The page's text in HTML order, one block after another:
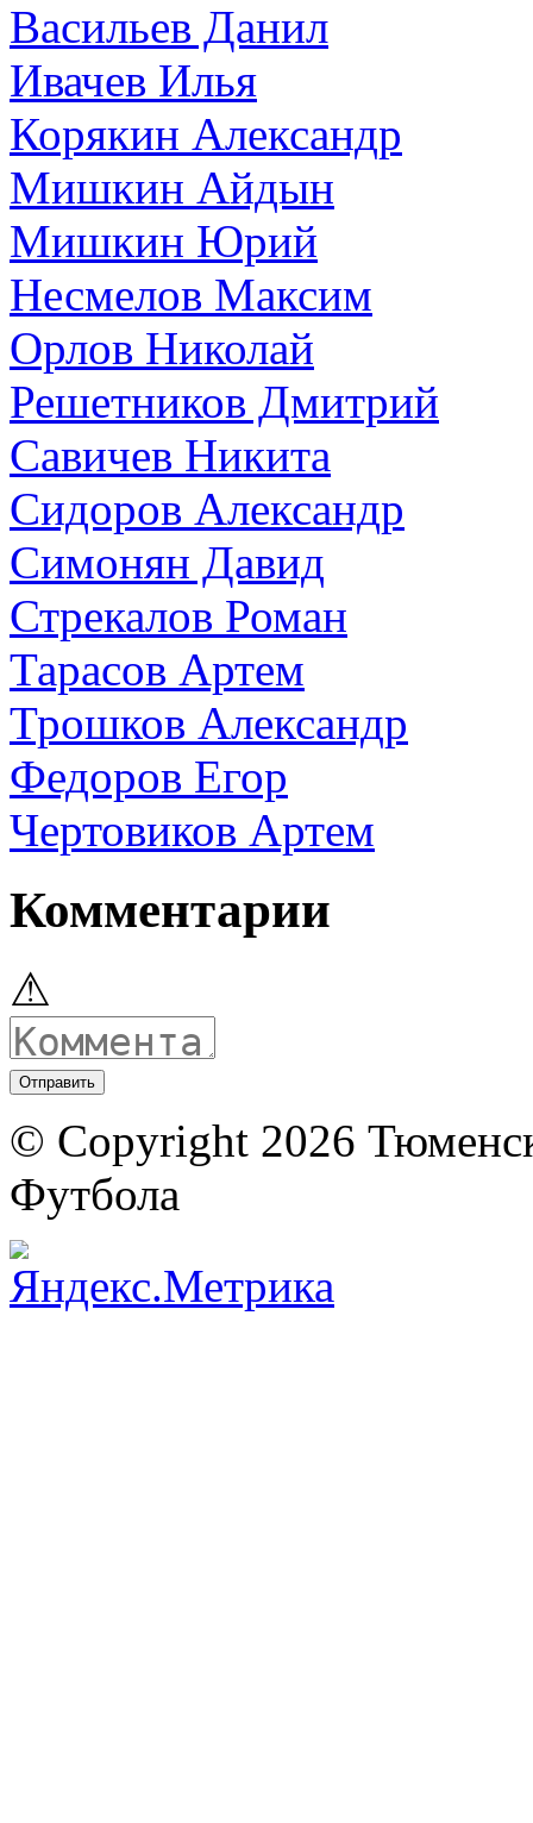
Васильев Данил
Ивачев Илья
Корякин Александр
Мишкин Айдын
Мишкин Юрий
Несмелов Максим
Орлов Николай
Решетников Дмитрий
Савичев Никита
Сидоров Александр
Симонян Давид
Стрекалов Роман
Тарасов Артем
Трошков Александр
Федоров Егор
Чертовиков Артем
Комментарии
⚠
© Copyright 2026
Футбола